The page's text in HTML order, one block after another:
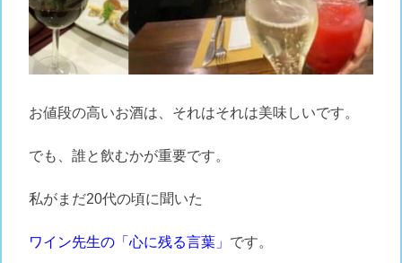
お値段の高いお酒は、それはそれは美味しいです。
でも、誰と飲むかが重要です。
私がまだ20代の頃に聞いた
ワイン先生の「心に残る言葉」 です。